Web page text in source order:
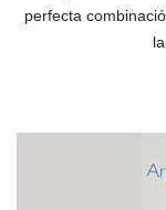
perfecta